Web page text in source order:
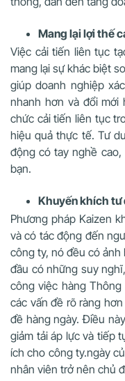
Mang lại lợi thế
Việc cải tiến liên tục
mang lại sự khác biệt
giúp doanh nghiệp
nhanh hơn và đổi mới
chức cải tiến liên tục
hiệu quả thực tế. Tư
động có tay nghề
bạn.
Khuyến khích tư
Phương pháp Kaizen
và có tác động đến
công ty, nó đều có
đầu có những suy
công việc hàng
các vấn đề rõ ràng
đề hàng ngày. Điều
giảm tải áp lực và tiếp
ích cho công ty.ngày
nhân viên trở nên chủ